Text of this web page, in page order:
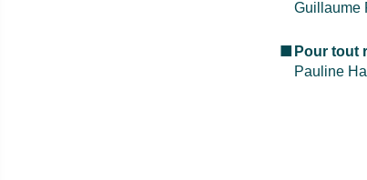
Guillaume
Pour tout
Pauline